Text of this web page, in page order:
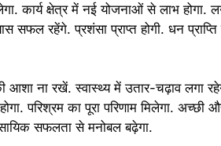
कार्य क्षेत्र में नई योजनाओं से लाभ
रहेंगे. प्रशंसा प्राप्त होगी. धन प्राप्ति
ना रखें. स्वास्थ्य में उतार-चढ़ाव लगा
परिश्रम का पूरा परिणाम मिलेगा. अच्छी
सफलता से मनोबल बढ़ेगा.